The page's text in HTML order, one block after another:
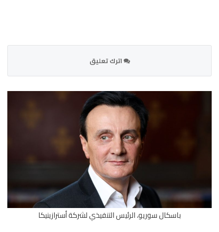
اترك تعليق
باسكال سوريو، الرئيس التنفيذي لشركة أسترازينيكا